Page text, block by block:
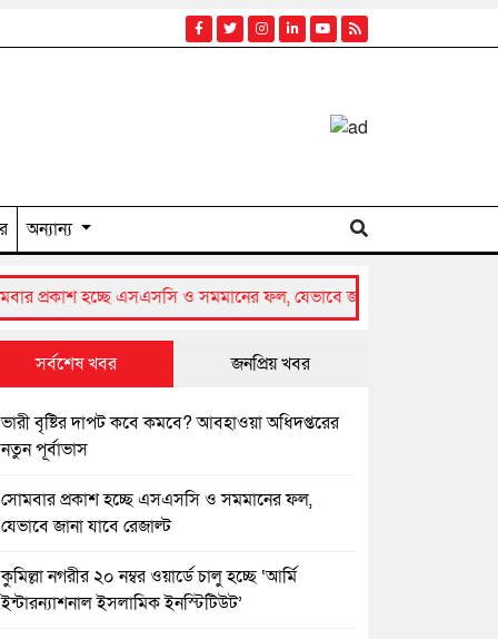
অন্যান্য
ও সমমানের ফল, যেভাবে জানা যাবে রেজাল্ট
সর্বশেষ খবর জনপ্রিয় খবর
ভারী বৃষ্টির দাপট কবে কমবে? আবহাওয়া অধিদপ্তরের
নতুন পূর্বাভাস
সোমবার প্রকাশ হচ্ছে এসএসসি ও সমমানের ফল,
যেভাবে জানা যাবে রেজাল্ট
কুমিল্লা নগরীর ২০ নম্বর ওয়ার্ডে চালু হচ্ছে ‘আর্মি
ইন্টারন্যাশনাল ইসলামিক ইনস্টিটিউট’